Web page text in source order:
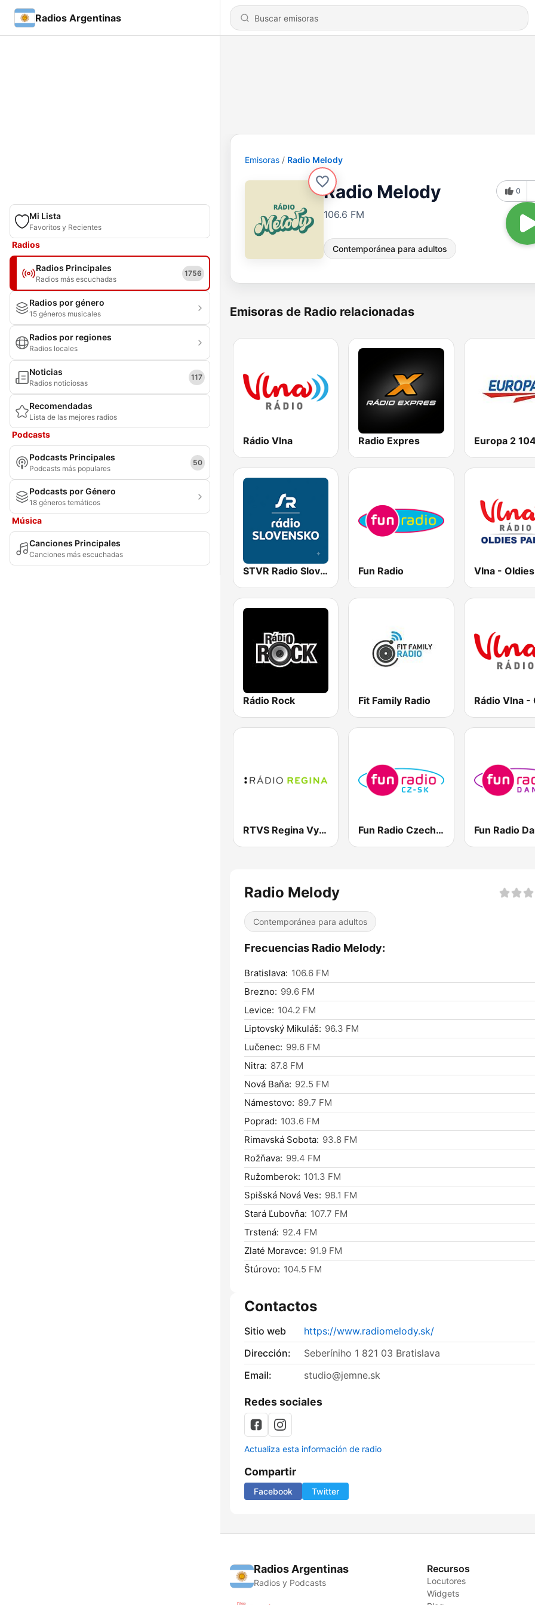
Radios Argentinas
Mi Lista
Favoritos y Recientes
Radios
Radios Principales
Radios más escuchadas
1756
Radios por género
15 géneros musicales
Radios por regiones
Radios locales
Noticias
Radios noticiosas
117
Recomendadas
Lista de las mejores radios
Podcasts
Podcasts Principales
Podcasts más populares
50
Podcasts por Género
18 géneros temáticos
Música
Canciones Principales
Canciones más escuchadas
Emisoras Radio Melody
Radio Melody
106.6 FM
Contemporánea para adultos
0
Emisoras de Radio relacionadas
Rádio Vlna Radio Expres
STVR Radio Slovensko Fun Radio
Rádio Rock Fit Family Radio
RTVS Regina Vychod Fun Radio Czechoslovakia Fun Radio
Radio Melody
Contemporánea para adultos
Frecuencias Radio Melody:
Bratislava: 106.6 FM
Brezno: 99.6 FM
Levice: 104.2 FM
Liptovský Mikuláš: 96.3 FM
Lučenec: 99.6 FM
Nitra: 87.8 FM
Nová Baňa: 92.5 FM
Námestovo: 89.7 FM
Poprad: 103.6 FM
Rimavská Sobota: 93.8 FM
Rožňava: 99.4 FM
Ružomberok: 101.3 FM
Spišská Nová Ves: 98.1 FM
Stará Ľubovňa: 107.7 FM
Trstená: 92.4 FM
Zlaté Moravce: 91.9 FM
Štúrovo: 104.5 FM
Contactos
Sitio web
https://www.radiomelody.sk/
Dirección:
Seberíniho 1 821 03 Bratislava
Email:
studio@jemne.sk
Redes sociales
Actualiza esta información de radio
Compartir
Facebook Twitter
Radios Argentinas
Radios y Podcasts
Recursos
Locutores
Widgets